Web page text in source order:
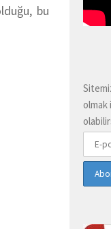
bu
olmak